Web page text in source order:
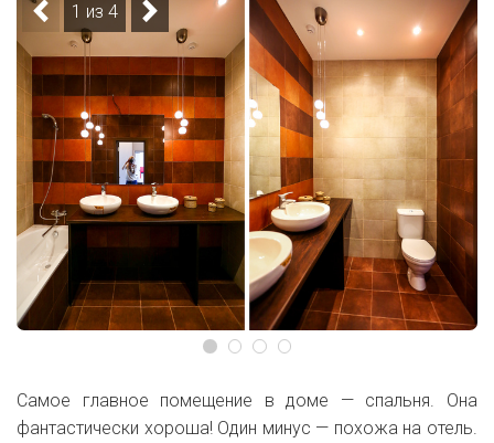
1 из 4
Самое главное помещение в доме — спальня. Она
фантастически хороша! Один минус — похожа на отель.